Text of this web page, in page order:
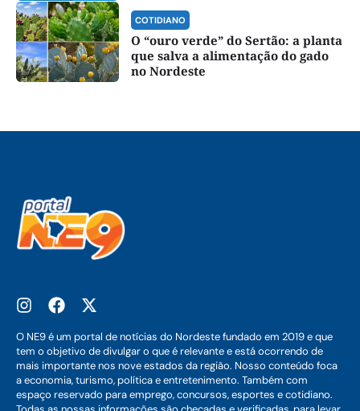
COTIDIANO
O “ouro verde” do Sertão: a planta
que salva a alimentação do gado
no Nordeste
O NE9 é um portal de notícias do Nordeste fundado em 2019 e que
tem o objetivo de divulgar o que é relevante e está ocorrendo de
mais importante nos nove estados da região. Nosso conteúdo foca
a economia, turismo, política e entretenimento. Também com
espaço reservado para emprego, concursos, esportes e cotidiano.